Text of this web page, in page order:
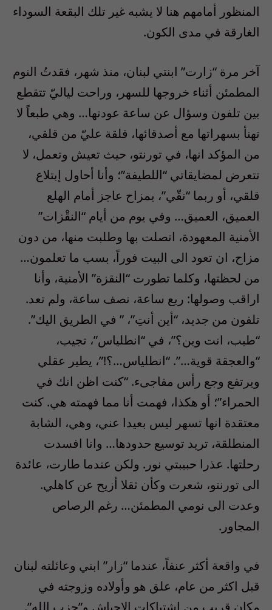
المنظور أمامهم هنا لا يشبه غير تلك البقعة السوداء
الغارقة في مدى الكون.
آخر مرة “زارت” ابنتي لبنان، منذ شهر، فقدتُ النوم
المطمئن أثناء خروجها للسهر، وراحت لياليّ تتقطع
بين تلفون وسؤال عن ساعة عودتها… وهي طبعاً لا
تهنأ بسهراتها مع أصدقائها، قلقة عليّ من قلقي،
من المؤكد انها، في تورنتو، حيث تعيش وتعمل، لا
تتعرض لمضايقاتي “اللطيفة”؛ وأنا أحاول إبتلاع
قلقي، أو ربما “نقّي”، بمزاح عاجز أمام الهلع
العميق، العميق… وفي يوم من أيام “النقْزات”
الأمنية المعهودة، اتصلت بها وطلبت منها، من دون
مزاح، ان تعود الى البيت فوراً، بسب ما تعلمون…
من لحظتها، وكلما تطورت “النقزة” الأمنية، وأنا
اراقب وصولها: ربع ساعة، نصف ساعة، ولم تعد.
تلفون من جديد، “أين أنتِ”، ” في الطريق اليك”.
“طيب، انت وين؟”، في “انطلياس”، تجيب،
“والعجقة قوية…”. “انطلياس…؟!”، يطير عقلي
ويرتفع وجع رأس مفاجىء. “كنت اظن انك في
الحمراء”؛ أو هكذا، فهمت أنا مما فهمته هي. كنت
معتقدة انها تسهر ليس بعيدا عني، وهي، الشابة
المنطلقة، تريد توسيع حدودها… وانا افسدت
رحلتها. عذرا حبيبتي نور. ولكن عندما طارت، عائدة
الى تورنتو، شعرت وكأن ثقلا أزيح عن كاهلي.
وعدت الى نومي المطمئن… رغم الرصاص
المجاور.
في واقعة أكثر عنفاً، عندما “زار” ابني وعائلته لبنان
قبل اكثر من عام، علق هو وأولاده وزوجته في
مكان قريب من اشتباكات الاحباش و”حزب الله”.